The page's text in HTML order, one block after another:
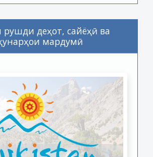
рушди деҳот, сайёҳӣ ва
мардумӣ